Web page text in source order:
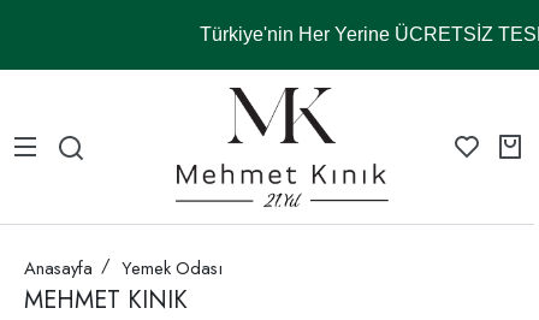
Türkiye'nin Her Yerine ÜCRETSİZ
Anasayfa Yemek Odası
MEHMET KINIK